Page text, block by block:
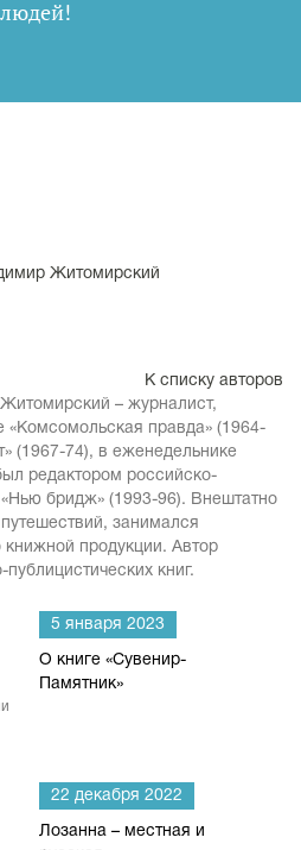
!
Житомирский
К списку авторов
– журналист,
«Комсомольская правда» (1964-
(1967-74), в еженедельнике
редактором российско-
бридж» (1993-96). Внештатно
занимался
книжной продукции. Автор
книг.
5 января 2023
О книге «Сувенир-
Памятник»
22 декабря 2022
Лозанна – местная и